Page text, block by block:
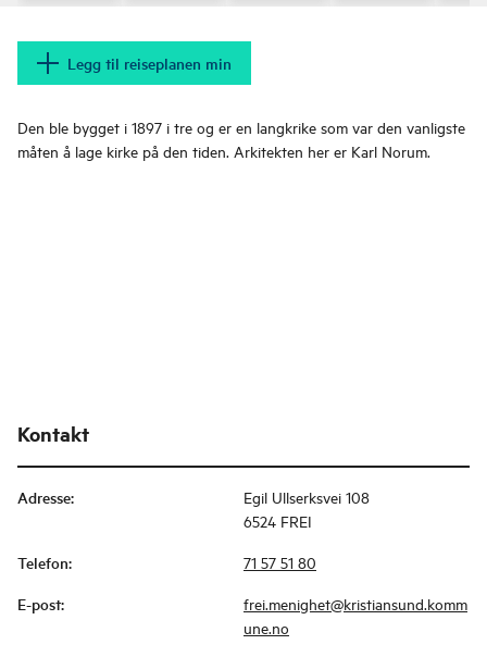
Legg til reiseplanen min
Den ble bygget i 1897 i tre og er en langkrike som var den vanligste
måten å lage kirke på den tiden. Arkitekten her er Karl Norum.
Kontakt
Adresse:
Egil Ullserksvei 108
6524 FREI
Telefon: 71 57 51 80
E-post:
frei.menighet@kristiansund.komm
une.no